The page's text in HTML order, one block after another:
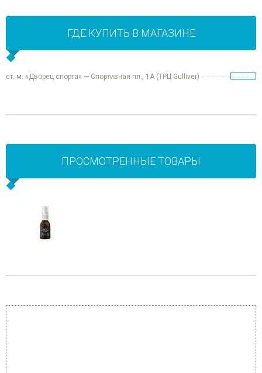
ГДЕ КУПИТЬ В МАГАЗИНЕ
ст. м. «Дворец спорта» — Спортивная пл., 1А (ТРЦ Gulliver)
ПРОСМОТРЕННЫЕ ТОВАРЫ